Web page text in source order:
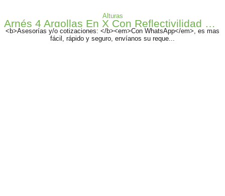
Alturas
Arnés 4 Argollas En X Con Reflectivilidad De Alta Visibilidad
<b>Asesorías y/o cotizaciones: </b><em>Con WhatsApp</em>, es mas
fácil, rápido y seguro, envíanos su reque...